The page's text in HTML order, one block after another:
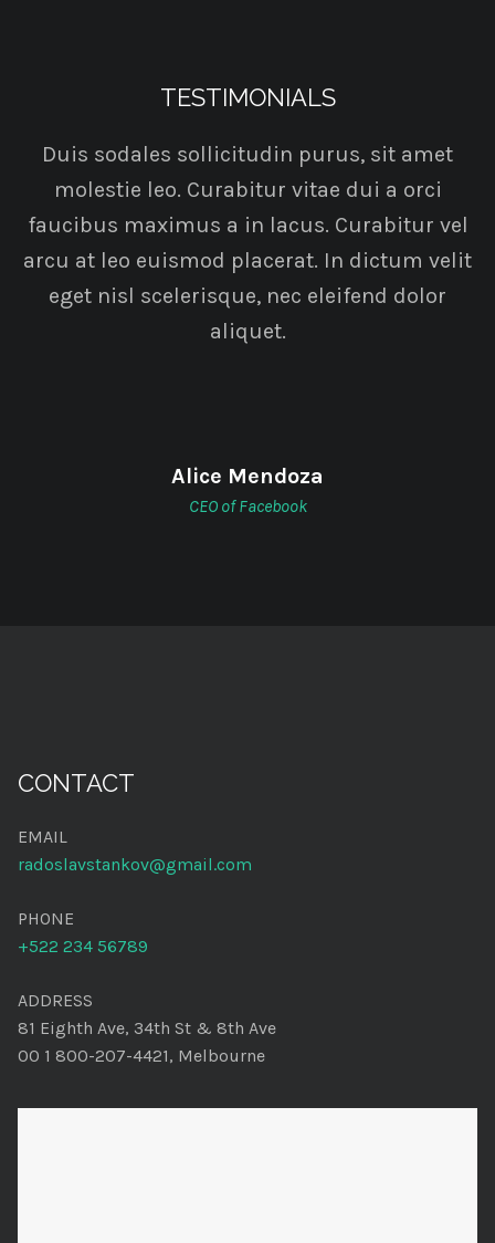
TESTIMONIALS
Duis sodales sollicitudin purus, sit amet
molestie leo. Curabitur vitae dui a orci
faucibus maximus a in lacus. Curabitur vel
arcu at leo euismod placerat. In dictum velit
eget nisl scelerisque, nec eleifend dolor
aliquet.
Alice Mendoza
CEO of Facebook
CONTACT
EMAIL
radoslavstankov@gmail.com
PHONE
+522 234 56789
ADDRESS
81 Eighth Ave, 34th St & 8th Ave
00 1 800-207-4421, Melbourne